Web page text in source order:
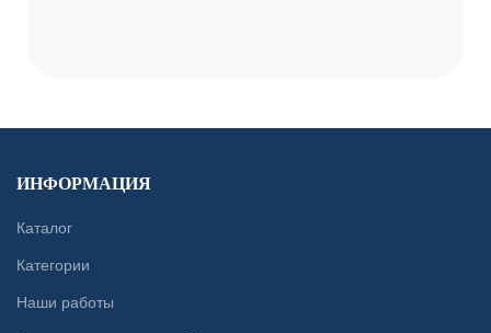
ИНФОРМАЦИЯ
Каталог
Категории
Наши работы